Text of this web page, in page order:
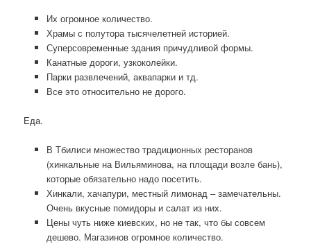
Их огромное количество.
Храмы с полутора тысячелетней историей.
Суперсовременные здания причудливой формы.
Канатные дороги, узкоколейки.
Парки развлечений, аквапарки и тд.
Все это относительно не дорого.
Еда.
В Тбилиси множество традиционных ресторанов
(хинкальные на Вильяминова, на площади возле бань),
которые обязательно надо посетить.
Хинкали, хачапури, местный лимонад – замечательны.
Очень вкусные помидоры и салат из них.
Цены чуть ниже киевских, но не так, что бы совсем
дешево. Магазинов огромное количество.